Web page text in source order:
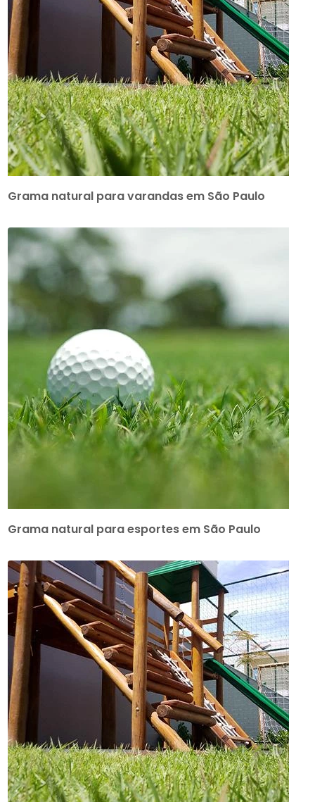
Grama natural para varandas em São Paulo
Grama natural para esportes em São Paulo